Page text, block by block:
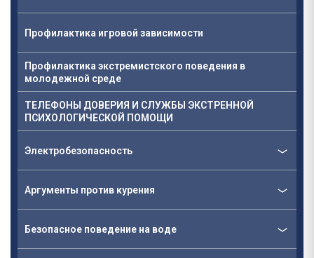
Профилактика игровой зависимости
Профилактика экстремистского поведения в
молодежной среде
ТЕЛЕФОНЫ ДОВЕРИЯ И СЛУЖБЫ ЭКСТРЕННОЙ
ПСИХОЛОГИЧЕСКОЙ ПОМОЩИ
Электробезопасность
Аргументы против курения
Безопасное поведение на воде